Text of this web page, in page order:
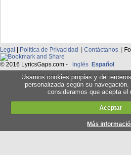
Legal | Política de Privacidad | Contáctanos |
© 2016 LyricsGaps.com - Inglés Español
Usamos cookies propias y de
personalizada según su
consideramos que acepta el
Aceptar
Más